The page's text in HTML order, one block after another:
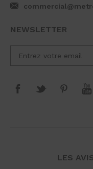
NEWSLETTER
LES